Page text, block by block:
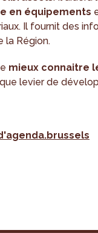
en équipements
Il fournit des
la Région.
mieux connaitre
levier de